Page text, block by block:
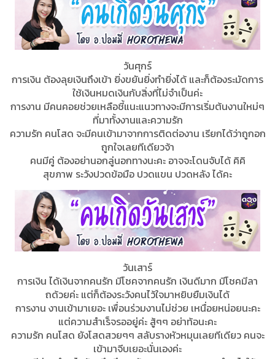
วันศุกร์
การเงิน ต้องลุยเงินถึงเข้า ยิ่งขยันยิ่งทำยิ่งได้ และก็ต้องระมัดการ
ใช้เงินหมดเงินกับสิ่งที่ไม่จำเป็นค่ะ
การงาน มีคนคอยช่วยเหลือชี้แนะแนวทางจะมีการเริ่มต้นงานใหม่ๆ
ที่มาทั้งงานและความรัก
ความรัก คนโสด จะมีคนเข้ามาจากการติดต่องาน เรียกได้ว่าถูกอก
ถูกใจเลยทีเดียวจ้า
คนมีคู่ ต้องอย่านอกลู่นอกทางนะคะ อาจจะโดนจับได้ คิคิ
สุขภาพ ระวังปวดข้อมือ ปวดแขน ปวดหลัง ได้คะ
วันเสาร์
การเงิน ได้เงินจากคนรัก มีโชคจากคนรัก เงินดีมาก มีโชคมีลา
ถด้วยค่ะ แต่ก็ต้องระวังคนไว้ใจมาหยิบยืมเงินได้
การงาน งานเข้ามาเยอะ เพื่อนร่วมงานไม่ช่วย เหนื่อยหน่อยนะคะ
แต่ความสำเร็จรออยู่ค่ะ สู้ๆๆ อย่าท้อนะคะ
ความรัก คนโสด ยังโสดสวยๆๆ สลับรางหัวหมุนเลยทีเดียว คนจะ
เข้ามาจีบเยอะนั่นเองค่ะ